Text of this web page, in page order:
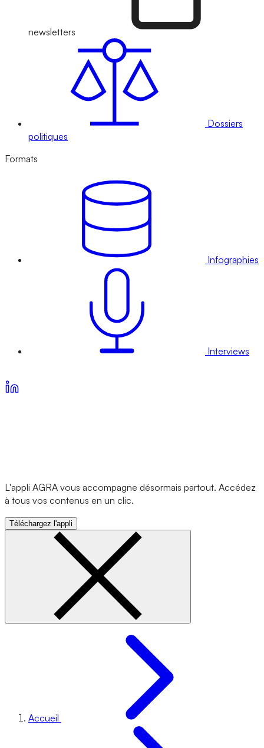
newsletters
Dossiers
politiques
Formats
Infographies
Interviews
L'appli AGRA vous accompagne désormais partout. Accédez
à tous vos contenus en un clic.
Téléchargez l'appli
Accueil